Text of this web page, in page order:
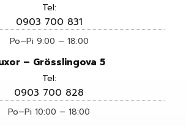
Tel:
0903 700 831
Po–Pi 9:00 – 18:00
– Grösslingova 5
Tel:
0903 700 828
Po–Pi 10:00 – 18:00